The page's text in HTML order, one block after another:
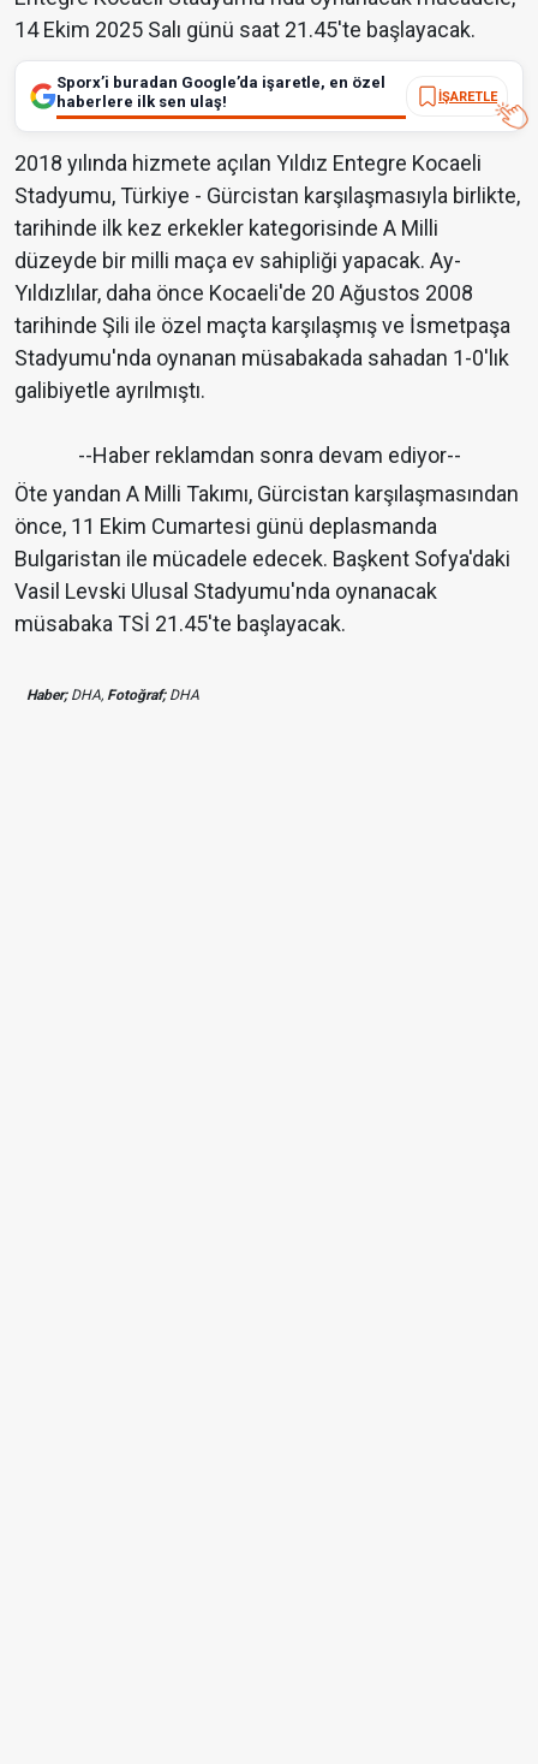
14 Ekim 2025 Salı günü saat 21.45'te başlayacak.
Sporx’i buradan Google’da işaretle, en özel
haberlere ilk sen ulaş!
İŞARETLE
2018 yılında hizmete açılan Yıldız Entegre Kocaeli
Stadyumu, Türkiye - Gürcistan karşılaşmasıyla birlikte,
tarihinde ilk kez erkekler kategorisinde A Milli
düzeyde bir milli maça ev sahipliği yapacak. Ay-
Yıldızlılar, daha önce Kocaeli'de 20 Ağustos 2008
tarihinde Şili ile özel maçta karşılaşmış ve İsmetpaşa
Stadyumu'nda oynanan müsabakada sahadan 1-0'lık
galibiyetle ayrılmıştı.
--Haber reklamdan sonra devam ediyor--
Öte yandan A Milli Takımı, Gürcistan karşılaşmasından
önce, 11 Ekim Cumartesi günü deplasmanda
Bulgaristan ile mücadele edecek. Başkent Sofya'daki
Vasil Levski Ulusal Stadyumu'nda oynanacak
müsabaka TSİ 21.45'te başlayacak.
Haber;DHA, Fotoğraf;DHA